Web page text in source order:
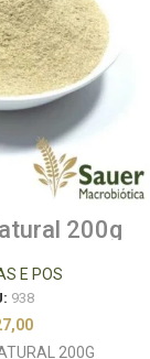
200g
E POS
938
200G